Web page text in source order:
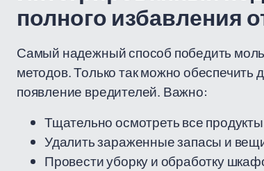
полного избавления
Самый надежный способ победить
методов. Только так можно обеспечить
появление вредителей. Важно:
Тщательно осмотреть все
Удалить зараженные запасы и
Провести уборку и обработку